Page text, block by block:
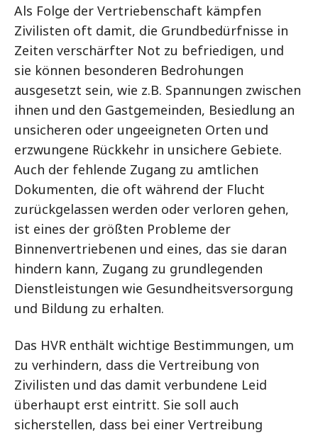
Als Folge der Vertriebenschaft kämpfen
Zivilisten oft damit, die Grundbedürfnisse in
Zeiten verschärfter Not zu befriedigen, und
sie können besonderen Bedrohungen
ausgesetzt sein, wie z.B. Spannungen zwischen
ihnen und den Gastgemeinden, Besiedlung an
unsicheren oder ungeeigneten Orten und
erzwungene Rückkehr in unsichere Gebiete.
Auch der fehlende Zugang zu amtlichen
Dokumenten, die oft während der Flucht
zurückgelassen werden oder verloren gehen,
ist eines der größten Probleme der
Binnenvertriebenen und eines, das sie daran
hindern kann, Zugang zu grundlegenden
Dienstleistungen wie Gesundheitsversorgung
und Bildung zu erhalten.
Das HVR enthält wichtige Bestimmungen, um
zu verhindern, dass die Vertreibung von
Zivilisten und das damit verbundene Leid
überhaupt erst eintritt. Sie soll auch
sicherstellen, dass bei einer Vertreibung